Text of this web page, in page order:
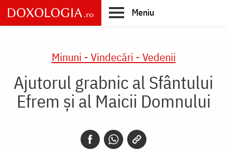
Skip
to
main
Meniu
Minuni - Vindecări - Vedenii
Ajutorul grabnic al Sfântului
Efrem și al Maicii Domnului